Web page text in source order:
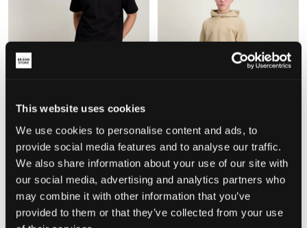
This website uses cookies
We use cookies to personalise content and ads, to
provide social media features and to analyse our traffic.
We also share information about your use of our site with
our social media, advertising and analytics partners who
may combine it with other information that you’ve
provided to them or that they’ve collected from your use
JJIALEX JJORIGINAL AKM 554
299 kr
NLMBIRM DNM R LOOSE PANT
NOOS